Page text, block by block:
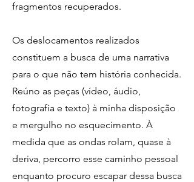
fragmentos recuperados.
Os deslocamentos realizados
constituem a busca de uma narrativa
para o que não tem história conhecida.
Reúno as peças (vídeo, áudio,
fotografia e texto) à minha disposição
e mergulho no esquecimento. À
medida que as ondas rolam, quase à
deriva, percorro esse caminho pessoal
enquanto procuro escapar dessa busca